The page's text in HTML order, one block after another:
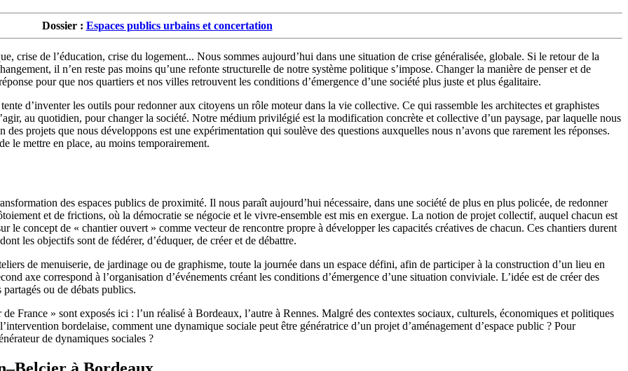
Dossier : Espaces publics urbains et concertation
crise de l’éducation, crise du logement... Nous sommes aujourd’hui dans une situation de crise généralisée, globale. Si le retour de la
il n’en reste pas moins qu’une refonte structurelle de notre système politique s’impose. Changer la manière de penser et de
pour que nos quartiers et nos villes retrouvent les conditions d’émergence d’une société plus juste et plus égalitaire.
d’inventer les outils pour redonner aux citoyens un rôle moteur dans la vie collective. Ce qui rassemble les architectes et graphistes
au quotidien, pour changer la société. Notre médium privilégié est la modification concrète et collective d’un paysage, par laquelle nous
projets que nous développons est une expérimentation qui soulève des questions auxquelles nous n’avons que rarement les réponses.
le mettre en place, au moins temporairement.
des espaces publics de proximité. Il nous paraît aujourd’hui nécessaire, dans une société de plus en plus policée, de redonner
et de frictions, où la démocratie se négocie et le vivre-ensemble est mis en exergue. La notion de projet collectif, auquel chacun est
le concept de « chantier ouvert » comme vecteur de rencontre propre à développer les capacités créatives de chacun. Ces chantiers durent
les objectifs sont de fédérer, d’éduquer, de créer et de débattre.
de menuiserie, de jardinage ou de graphisme, toute la journée dans un espace défini, afin de participer à la construction d’un lieu en
axe correspond à l’organisation d’événements créant les conditions d’émergence d’une situation conviviale. L’idée est de créer des
partagés ou de débats publics.
France » sont exposés ici : l’un réalisé à Bordeaux, l’autre à Rennes. Malgré des contextes sociaux, culturels, économiques et politiques
bordelaise, comment une dynamique sociale peut être génératrice d’un projet d’aménagement d’espace public ? Pour
de dynamiques sociales ?